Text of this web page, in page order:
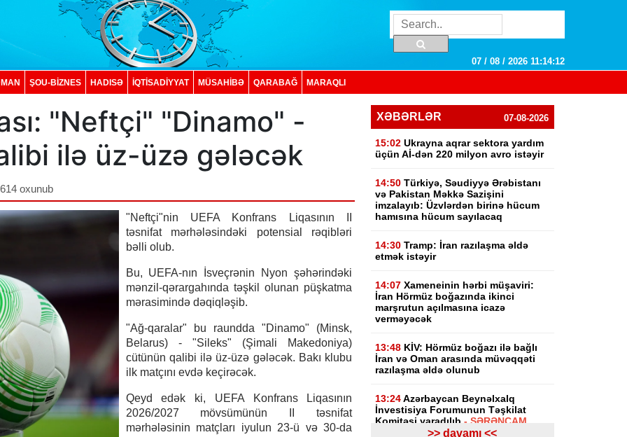
07 / 08 / 2026 11:14:13
ŞOU-BİZNES HADISƏ İQTISADIYYAT MÜSAHİBƏ QARABAĞ MARAQLI
"Neftçi" "Dinamo" -
ilə üz-üzə gələcək
oxunub
"Neftçi"nin UEFA Konfrans Liqasının II
təsnifat mərhələsindəki potensial rəqibləri
bəlli olub.
Bu, UEFA-nın İsveçrənin Nyon şəhərindəki
mənzil-qərargahında təşkil olunan püşkatma
mərasimində dəqiqləşib.
"Ağ-qaralar" bu raundda "Dinamo" (Minsk,
Belarus) - "Sileks" (Şimali Makedoniya)
cütünün qalibi ilə üz-üzə gələcək. Bakı klubu
ilk matçını evdə keçirəcək.
Qeyd edək ki, UEFA Konfrans Liqasının
2026/2027 mövsümünün II təsnifat
mərhələsinin matçları iyulun 23-ü və 30-da
XƏBƏRLƏR 07-08-2026
15:02 Ukrayna aqrar sektora yardım
üçün Aİ-dən 220 milyon avro istəyir
14:50 Türkiyə, Səudiyyə Ərəbistanı
və Pakistan Məkkə Sazişini
imzalayıb: Üzvlərdən birinə hücum
hamısına hücum sayılacaq
14:30 Tramp: İran razılaşma əldə
etmək istəyir
14:07 Xameneinin hərbi müşaviri:
İran Hörmüz boğazında ikinci
marşrutun açılmasına icazə
verməyəcək
13:48 KİV: Hörmüz boğazı ilə bağlı
İran və Oman arasında müvəqqəti
razılaşma əldə olunub
13:24 Azərbaycan Beynəlxalq
İnvestisiya Forumunun Təşkilat
Komitəsi yaradılıb- SƏRƏNCAM
>> davamı <<